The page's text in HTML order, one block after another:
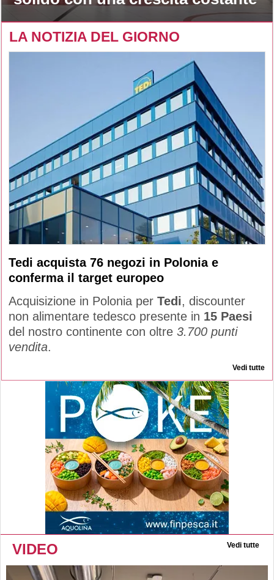
LA NOTIZIA DEL GIORNO
Tedi acquista 76 negozi in Polonia e
conferma il target europeo
Acquisizione in Polonia per Tedi, discounter
non alimentare tedesco presente in 15 Paesi
del nostro continente con oltre 3.700 punti
vendita.
Vedi tutte
VIDEO Vedi tutte